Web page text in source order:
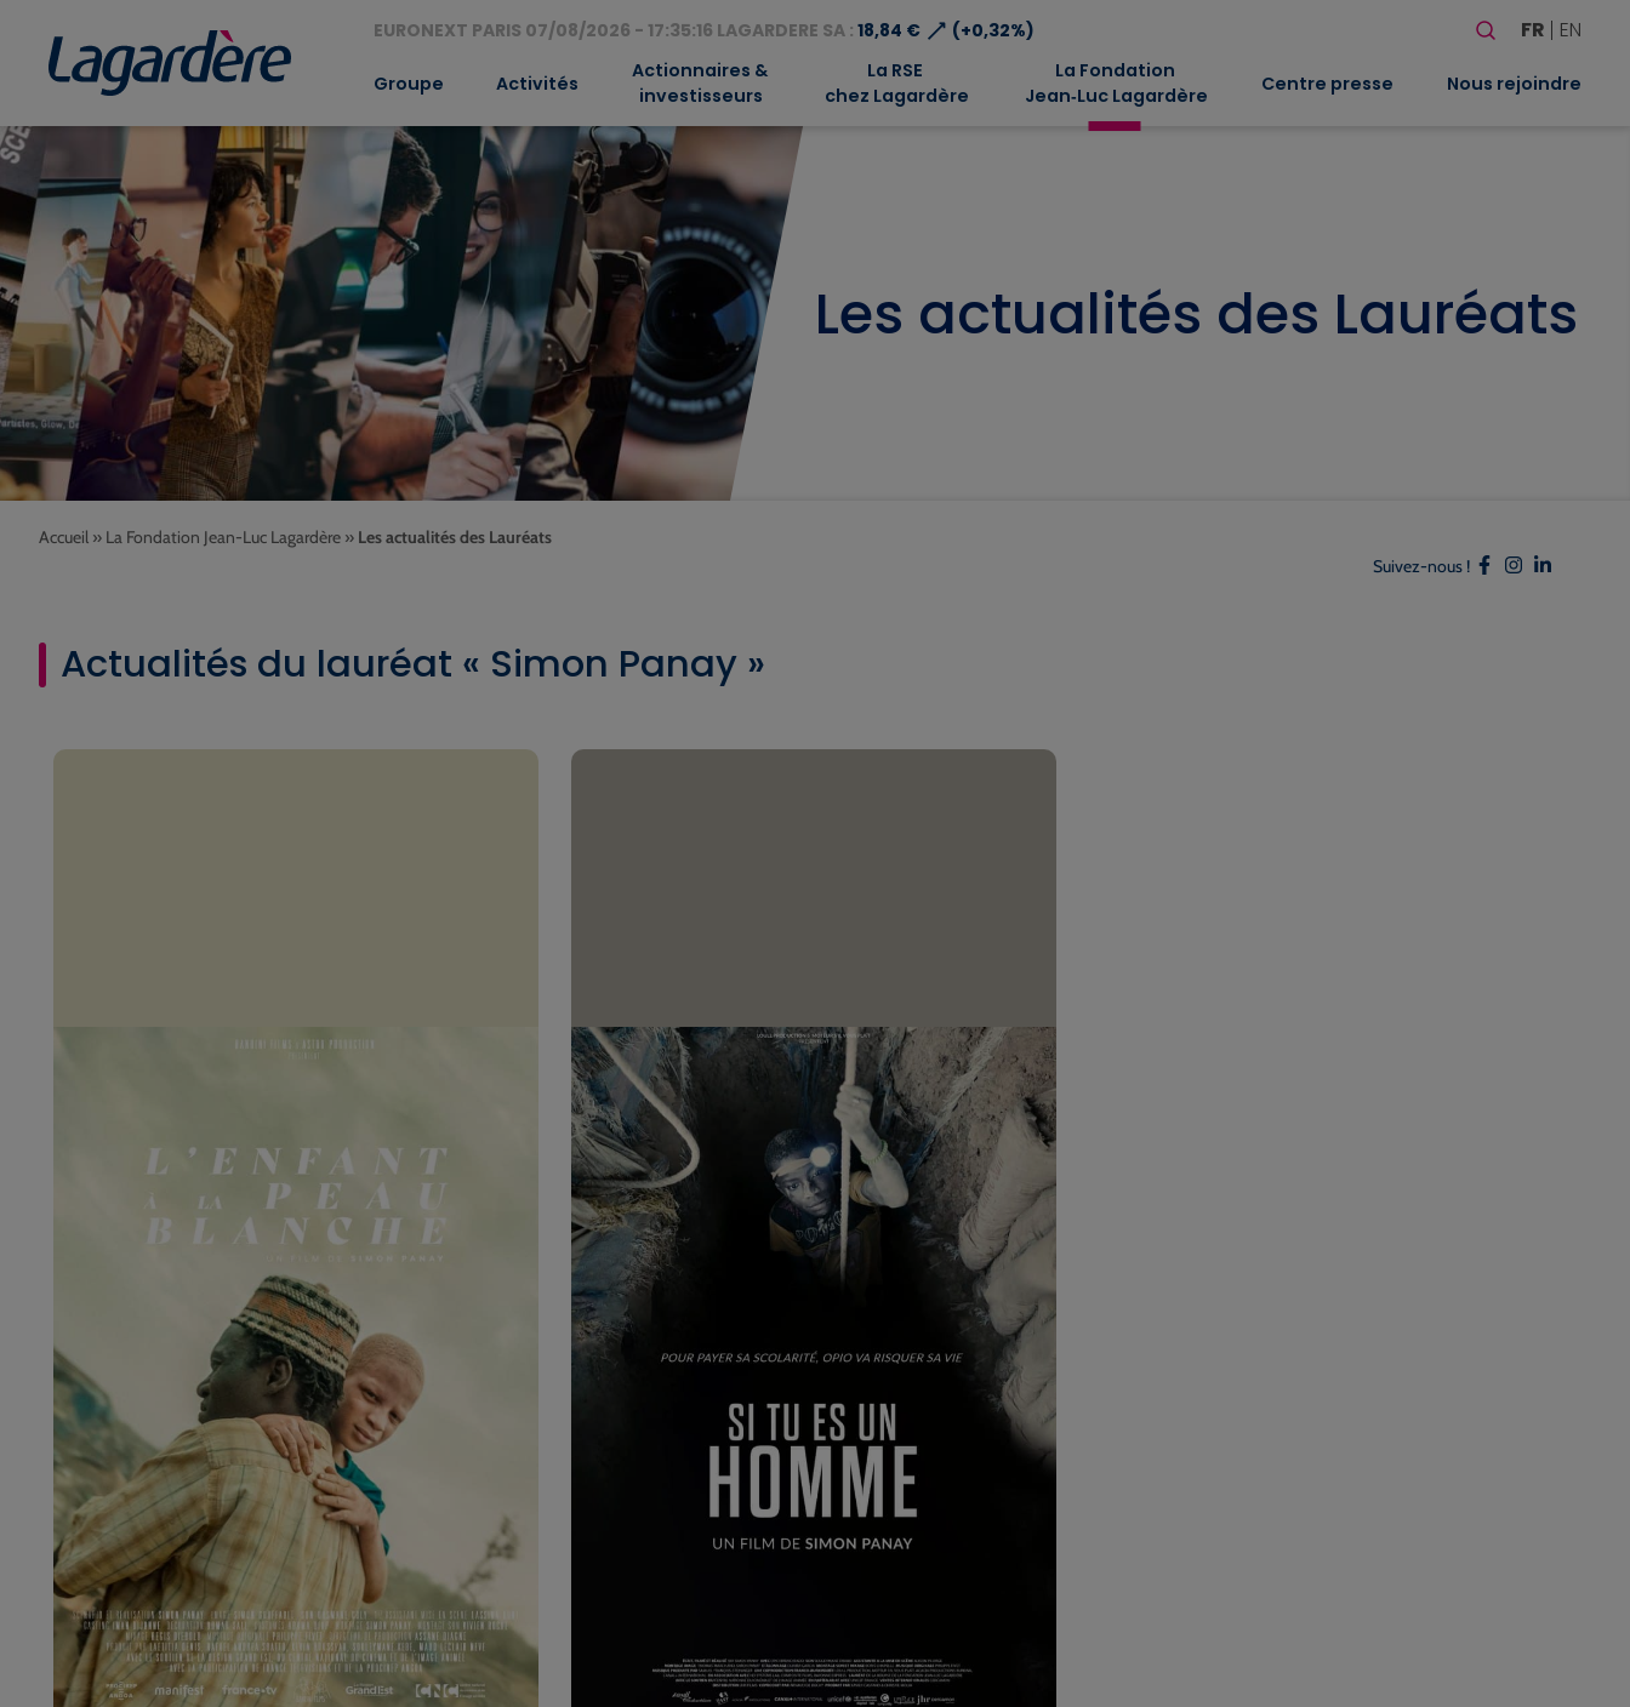
EURONEXT PARIS 07/08/2026 - 17:35:16 LAGARDERE SA : 18,84 €⟶ (+0,32%)
Rechercher
FR EN
Groupe Activités
Actionnaires &
investisseurs
La RSE
chez Lagardère
La Fondation
Jean‑Luc Lagardère
Centre presse Nous rejoindre
Les actualités des Lauréats
Accueil » La Fondation Jean-Luc Lagardère » Les actualités des Lauréats
Suivez-nous !
Actualités du lauréat « Simon Panay »